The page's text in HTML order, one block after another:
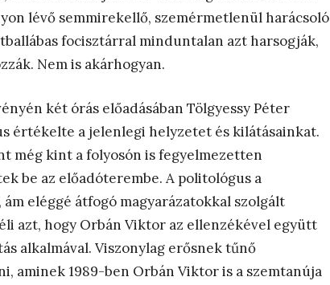
lévő semmirekellő, szemérmetlenül harácsoló
focisztárral minduntalan azt harsogják,
Nem is akárhogyan.
két órás előadásában Tölgyessy Péter
értékelte a jelenlegi helyzetet és kilátásainkat.
még kint a folyosón is fegyelmezetten
be az előadóterembe. A politológus a
eléggé átfogó magyarázatokkal szolgált
azt, hogy Orbán Viktor az ellenzékével együtt
alkalmával. Viszonylag erősnek tűnő
aminek 1989-ben Orbán Viktor is a szemtanúja